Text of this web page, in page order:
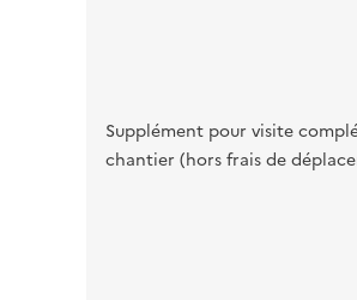
Supplément pour visite
chantier (hors frais de